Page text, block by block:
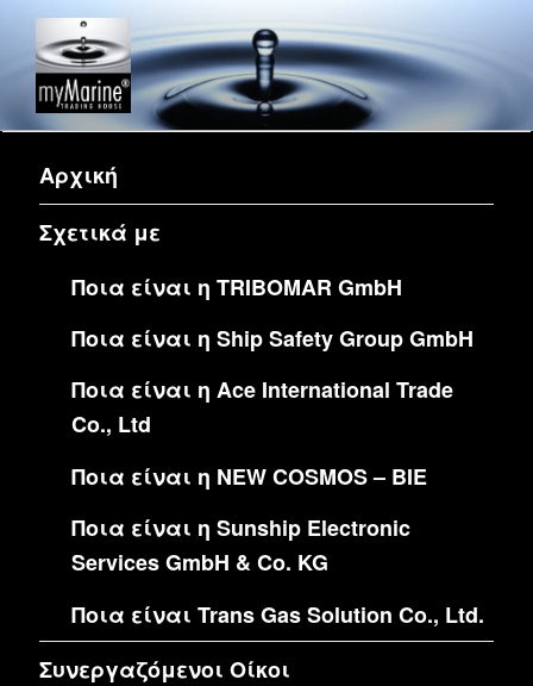
MYMARINE L.P.
Corporate website of company myMarine L.P.
Αρχική
Σχετικά με
Ποια είναι η TRIBOMAR GmbH
Ποια είναι η Ship Safety Group GmbH
Ποια είναι η Ace International Trade
Co., Ltd
Ποια είναι η NEW COSMOS – BIE
Ποια είναι η Sunship Electronic
Services GmbH & Co. KG
Ποια είναι Trans Gas Solution Co., Ltd.
Συνεργαζόμενοι Οίκοι